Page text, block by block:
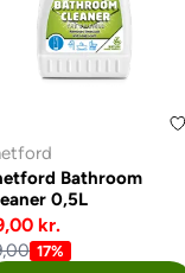
Bathroom
0,5L
kr.
17%